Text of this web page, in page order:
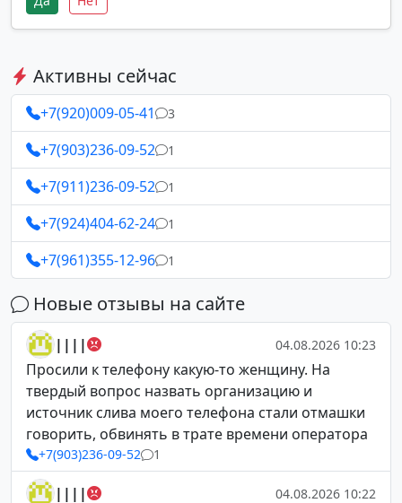
Активны сейчас
+7(920)009-05-41 3
+7(903)236-09-52 1
+7(911)236-09-52 1
+7(924)404-62-24 1
+7(961)355-12-96 1
Новые отзывы на сайте
|||| 04.08.2026 10:23
Просили к телефону какую-то женщину. На
твердый вопрос назвать организацию и
источник слива моего телефона стали отмашки
говорить, обвинять в трате времени оператора
+7(903)236-09-52 1
|||| 04.08.2026 10:22